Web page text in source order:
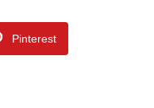
Pinterest